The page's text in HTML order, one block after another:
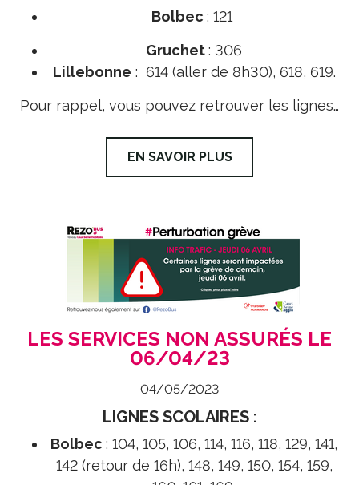
Bolbec : 121
Gruchet: 306
Lillebonne : 614 (aller de 8h30), 618, 619.
Pour rappel, vous pouvez retrouver les lignes…
EN SAVOIR PLUS
LES SERVICES NON ASSURÉS LE
06/04/23
04/05/2023
LIGNES SCOLAIRES :
Bolbec : 104, 105, 106, 114, 116, 118, 129, 141,
142 (retour de 16h), 148, 149, 150, 154, 159,